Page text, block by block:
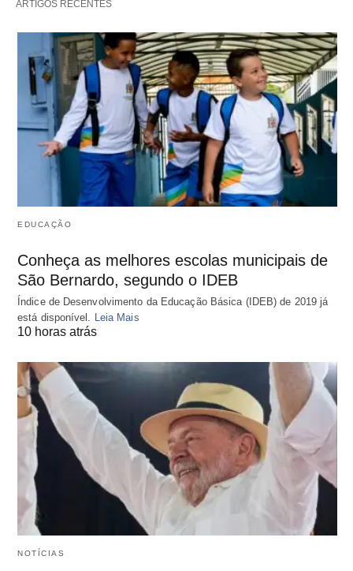
ARTIGOS RECENTES
EDUCAÇÃO
Conheça as melhores escolas municipais de
São Bernardo, segundo o IDEB
Índice de Desenvolvimento da Educação Básica (IDEB) de 2019 já
está disponível.
Leia Mais
10 horas atrás
NOTÍCIAS